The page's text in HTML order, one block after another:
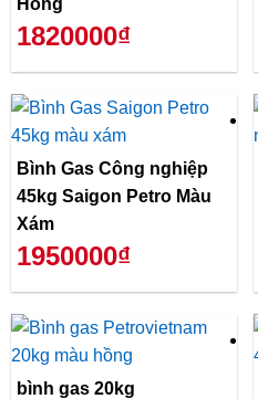
Hồng
1820000₫
Bình Gas Công nghiệp
45kg Saigon Petro Màu
Xám
1950000₫
bình gas 20kg